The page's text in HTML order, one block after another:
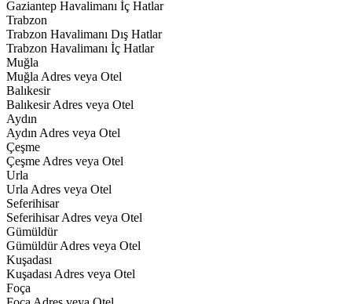
Gaziantep Havalimanı İç Hatlar
Trabzon
Trabzon Havalimanı Dış Hatlar
Trabzon Havalimanı İç Hatlar
Muğla
Muğla Adres veya Otel
Balıkesir
Balıkesir Adres veya Otel
Aydın
Aydın Adres veya Otel
Çeşme
Çeşme Adres veya Otel
Urla
Urla Adres veya Otel
Seferihisar
Seferihisar Adres veya Otel
Gümüldür
Gümüldür Adres veya Otel
Kuşadası
Kuşadası Adres veya Otel
Foça